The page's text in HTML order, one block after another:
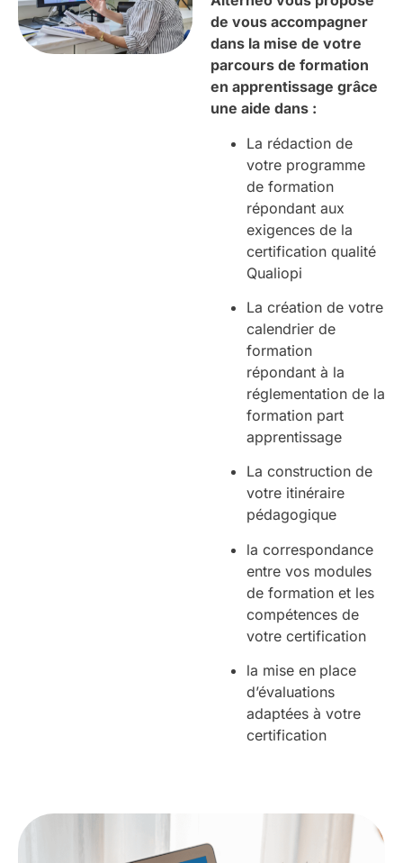
de vous accompagner
dans la mise de votre
parcours de formation
en apprentissage grâce
une aide dans :
La rédaction de
votre programme
de formation
répondant aux
exigences de la
certification qualité
Qualiopi
La création de votre
calendrier de
formation
répondant à la
réglementation de la
formation part
apprentissage
La construction de
votre itinéraire
pédagogique
la correspondance
entre vos modules
de formation et les
compétences de
votre certification
la mise en place
d’évaluations
adaptées à votre
certification